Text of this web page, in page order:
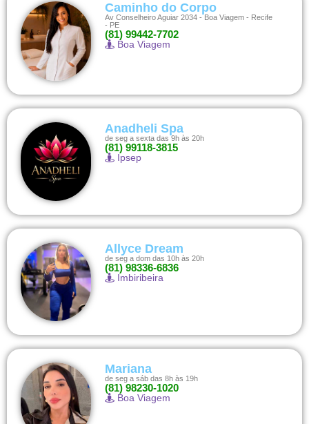
Caminho do Corpo
Av Conselheiro Aguiar 2034 - Boa Viagem - Recife
- PE
(81) 99442-7702
Boa Viagem
Anadheli Spa
de seg a sexta das 9h às 20h
(81) 99118-3815
Ipsep
Allyce Dream
de seg a dom das 10h às 20h
(81) 98336-6836
Imbiribeira
Mariana
de seg a sáb das 8h às 19h
(81) 98230-1020
Boa Viagem